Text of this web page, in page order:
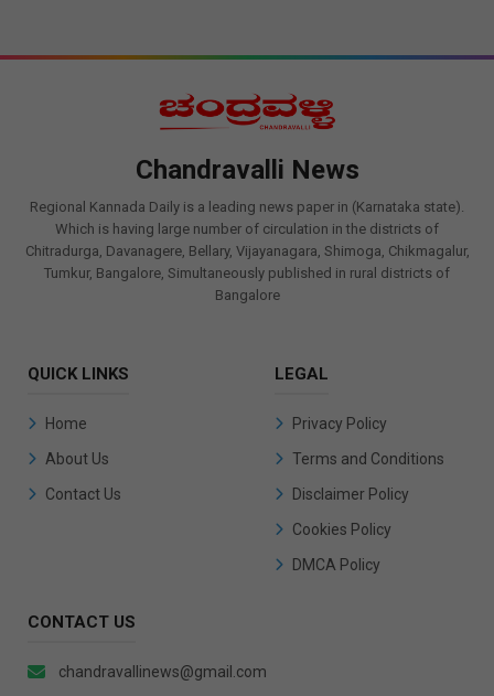
Chandravalli News
Regional Kannada Daily is a leading news paper in (Karnataka state).
Which is having large number of circulation in the districts of
Chitradurga, Davanagere, Bellary, Vijayanagara, Shimoga, Chikmagalur,
Tumkur, Bangalore, Simultaneously published in rural districts of
Bangalore
QUICK LINKS
Home
About Us
Contact Us
LEGAL
Privacy Policy
Terms and Conditions
Disclaimer Policy
Cookies Policy
DMCA Policy
CONTACT US
chandravallinews@gmail.com